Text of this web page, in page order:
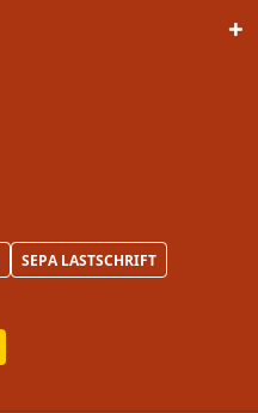
SEPA LASTSCHRIFT